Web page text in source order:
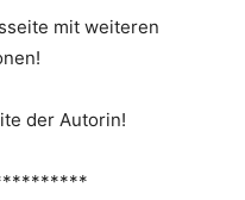
mit weiteren
der Autorin!